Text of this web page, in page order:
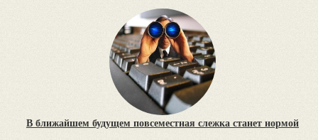
В ближайшем будущем повсеместная слежка станет нормой